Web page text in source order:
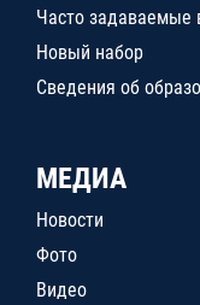
Часто задаваемые
Новый набор
Сведения об
МЕДИА
Новости
Фото
Видео